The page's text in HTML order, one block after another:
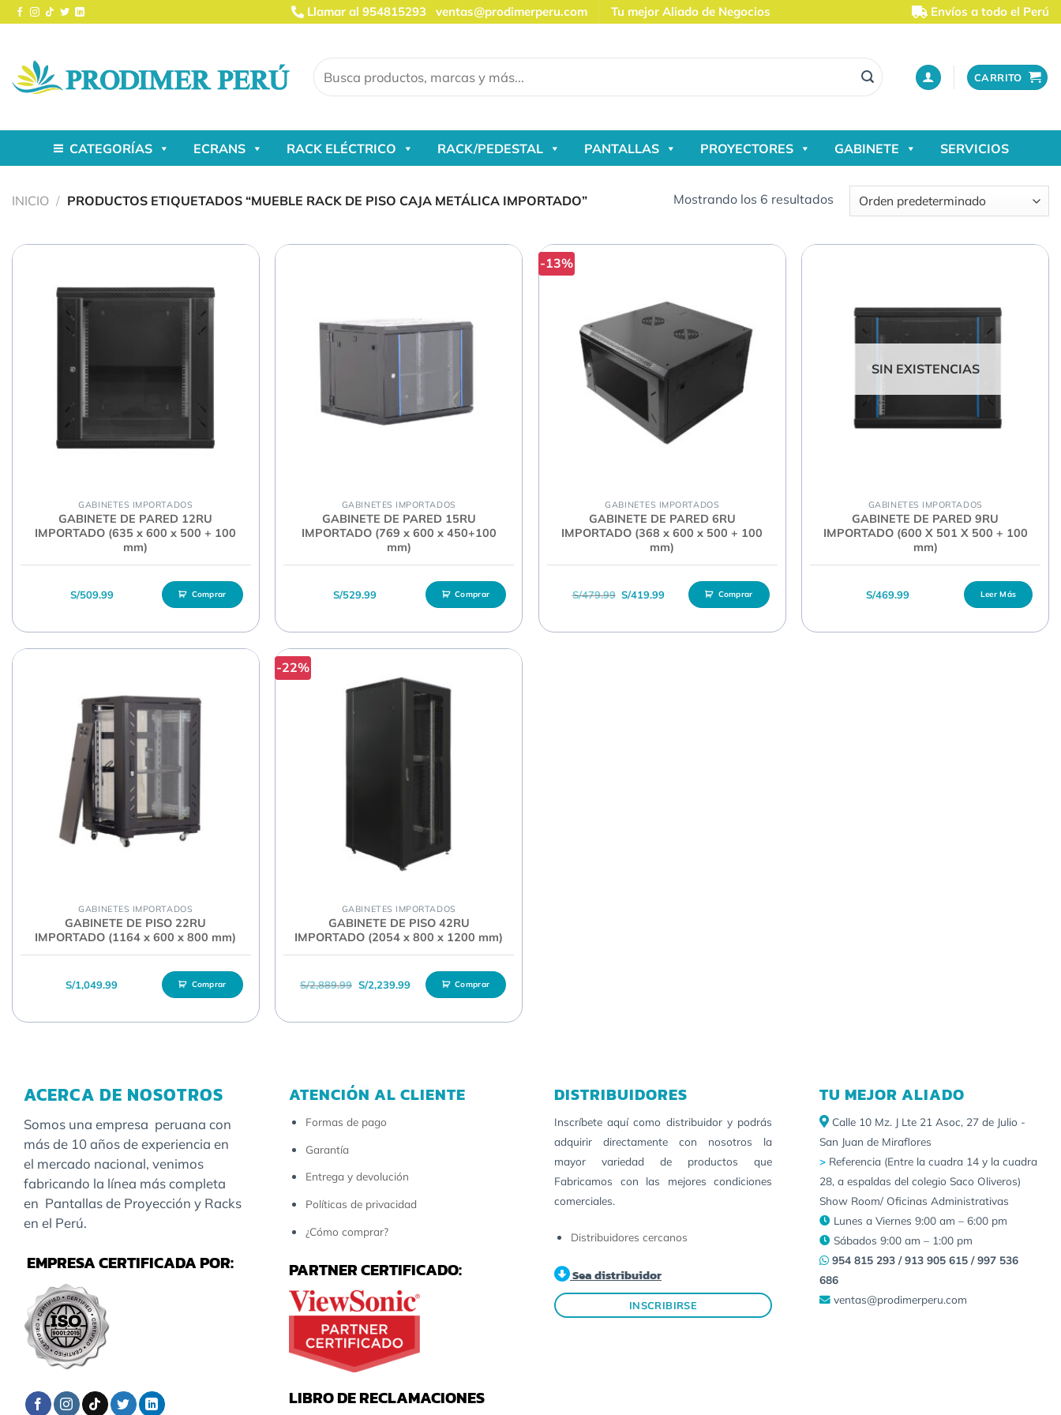
Saltar
al
Llamar al 954815293ventas@prodimerperu.com Tu mejor Aliado de Negocios Envíos a todo el Perú
por:
CARRITO
CATEGORÍAS ECRANS RACK ELÉCTRICO RACK/PEDESTAL PANTALLAS PROYECTORES GABINETE SERVICIOS
INICIO / PRODUCTOS ETIQUETADOS “MUEBLE RACK DE PISO CAJA METÁLICA IMPORTADO” Mostrando los 6 resultados
GABINETES IMPORTADOS
GABINETE DE PARED 12RU
IMPORTADO (635 x 600 x 500 + 100
mm)
S/509.99 Comprar
GABINETES IMPORTADOS
GABINETE DE PARED 15RU
IMPORTADO (769 x 600 x 450+100
mm)
S/529.99 Comprar
-13%
GABINETES IMPORTADOS
GABINETE DE PARED 6RU
IMPORTADO (368 x 600 x 500 + 100
mm)
S/479.99 El precio original era: S/479.99.
S/419.99El precio actual es: S/419.99.
Comprar
SIN EXISTENCIAS
GABINETES IMPORTADOS
GABINETE DE PARED 9RU
IMPORTADO (600 X 501 X 500 + 100
mm)
S/469.99 Leer Más
GABINETES IMPORTADOS
GABINETE DE PISO 22RU
IMPORTADO (1164 x 600 x 800 mm)
S/1,049.99 Comprar
-22%
GABINETES IMPORTADOS
GABINETE DE PISO 42RU
IMPORTADO (2054 x 800 x 1200 mm)
S/2,889.99 El precio original era: S/2,889.99.
S/2,239.99El precio actual es: S/2,239.99.
Comprar
ACERCA DE NOSOTROS
Somos una empresa peruana con
más de 10 años de experiencia en
el mercado nacional, venimos
fabricando la línea más completa
en Pantallas de Proyección y Racks
en el Perú.
EMPRESA CERTIFICADA POR:
ATENCIÓN AL CLIENTE
Formas de pago
Garantía
Entrega y devolución
Políticas de privacidad
¿Cómo comprar?
PARTNER CERTIFICADO:
LIBRO DE RECLAMACIONES
DISTRIBUIDORES
Inscríbete aquí como distribuidor y podrás
adquirir directamente con nosotros la
mayor variedad de productos que
Fabricamos con las mejores condiciones
comerciales.
Distribuidores cercanos
Sea distribuidor
INSCRIBIRSE
TU MEJOR ALIADO
Calle 10 Mz. J Lte 21 Asoc, 27 de Julio -
San Juan de Miraflores
> Referencia (Entre la cuadra 14 y la cuadra
28, a espaldas del colegio Saco Oliveros)
Show Room/ Oficinas Administrativas
Lunes a Viernes 9:00 am – 6:00 pm
Sábados 9:00 am – 1:00 pm
954 815 293 / 913 905 615 / 997 536
686
ventas@prodimerperu.com